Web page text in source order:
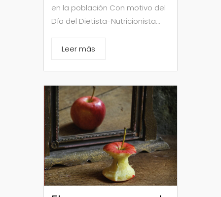
en la población Con motivo del
Día del Dietista-Nutricionista...
Leer más